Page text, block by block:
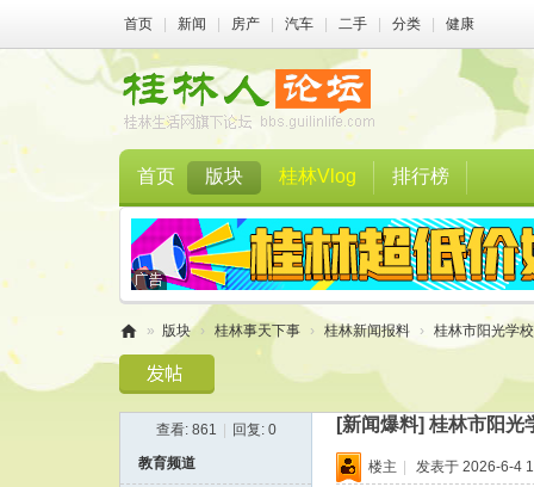
首页 新闻 房产 汽车 二手 分类 健康
首页 版块 桂林Vlog 排行榜
林
» 版块 › 桂林事天下事 › 桂林新闻报料 › 桂林市阳光学
查看: 861 回复: 0 [新闻爆料] 桂林市阳光
教育频道 楼主 | 发表于 2026-6-4